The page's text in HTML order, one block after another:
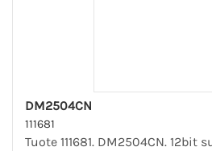
DM2504CN
111681
Tuote 111681. DM2504CN. 12bit